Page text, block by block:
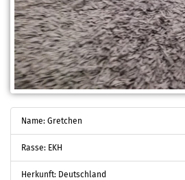
Name: Gretchen
Rasse: EKH
Herkunft: Deutschland